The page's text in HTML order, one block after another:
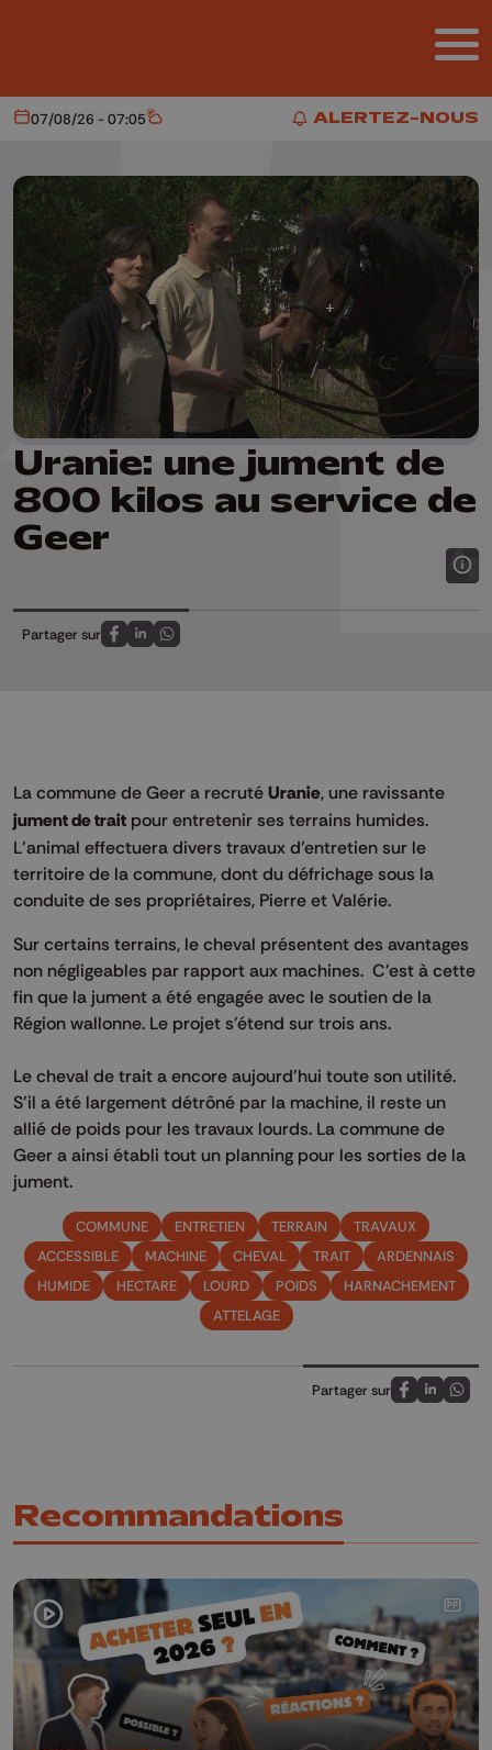
ALERTEZ-NOUS
ALERTEZ-NOUS
Aujourd'hui
07/08/26 - 07:05 Météo
Uranie: une jument de
800 kilos au service de
Geer
Partager sur
Partagez sur FaceBook
Partagez sur LinkedIn
Partagez sur Whatsapp
La commune de Geer a recruté Uranie, une ravissante
jument de trait pour entretenir ses terrains humides.
L'animal effectuera divers travaux d'entretien sur le
territoire de la commune, dont du défrichage sous la
conduite de ses propriétaires, Pierre et Valérie.
Sur certains terrains, le cheval présentent des avantages
non négligeables par rapport aux machines. C'est à cette
fin que la jument a été engagée avec le soutien de la
Région wallonne. Le projet s'étend sur trois ans.
Le cheval de trait a encore aujourd'hui toute son utilité.
S'il a été largement détrôné par la machine, il reste un
allié de poids pour les travaux lourds. La commune de
Geer a ainsi établi tout un planning pour les sorties de la
jument.
COMMUNE ENTRETIEN TERRAIN
TRAVAUX
ACCESSIBLE
MACHINE CHEVAL TRAIT
ARDENNAIS
HUMIDE
HECTARE LOURD POIDS
HARNACHEMENT
ATTELAGE
Partager sur
Partagez sur
Partagez
Recommandations